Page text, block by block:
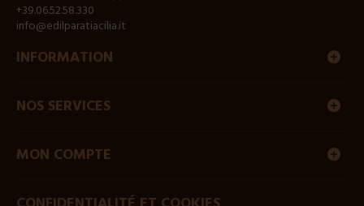
+39.06.52.58.330
info@edilparatiacilia.it
INFORMATION
NOS SERVICES
MON COMPTE